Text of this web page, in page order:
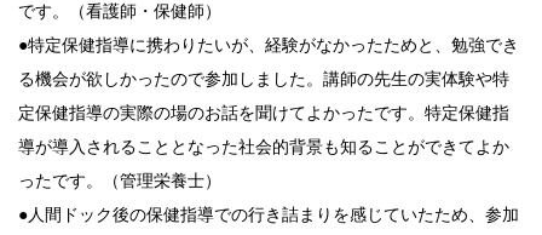
です。（看護師・保健師）
●特定保健指導に携わりたいが、経験がなかったためと、勉強でき
る機会が欲しかったので参加しました。講師の先生の実体験や特
定保健指導の実際の場のお話を聞けてよかったです。特定保健指
導が導入されることとなった社会的背景も知ることができてよか
ったです。（管理栄養士）
●人間ドック後の保健指導での行き詰まりを感じていたため、参加